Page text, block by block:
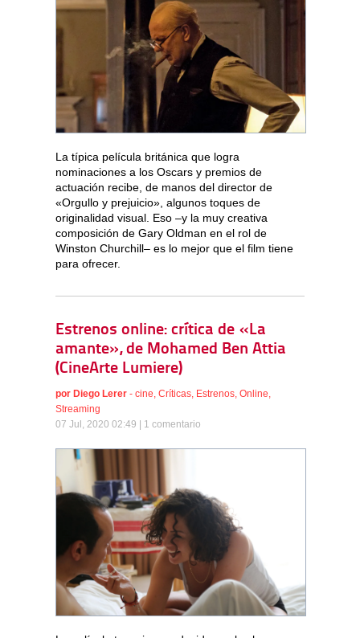
La típica película británica que logra
nominaciones a los Oscars y premios de
actuación recibe, de manos del director de
«Orgullo y prejuicio», algunos toques de
originalidad visual. Eso –y la muy creativa
composición de Gary Oldman en el rol de
Winston Churchill– es lo mejor que el film tiene
para ofrecer.
Estrenos online: crítica de «La
amante», de Mohamed Ben Attia
(CineArte Lumiere)
por Diego Lerer - cine, Críticas, Estrenos, Online,
Streaming
07 Jul, 2020 02:49 | 1 comentario